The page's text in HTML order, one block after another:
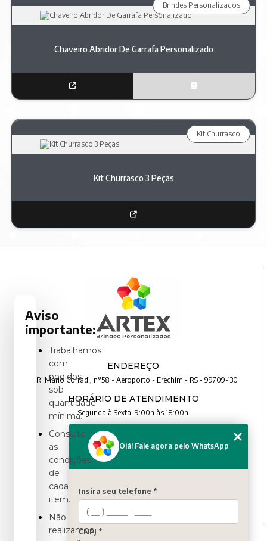
Chaveiro Abridor De Garrafa Personalizado
Brindes Personalizados
Kit Churrasco 3 Peças
Kit Churrasco
ENDEREÇO
R. Mário Corradi, n°58 - Aeroporto - Erechim - RS - 99709-130
HORÁRIO DE ATENDIMENTO
Segunda à Sexta: 9:00h às 18:00h
CONTATO
(54) 3321-4699
contato@artexbrindes.com.br
Olá! Fale agora pelo WhatsApp
Insira seu telefone *
CNPJ *
Aviso
importante:
Trabalhamos
com
pedidos
sob
quantidade
mínima.
Consulte
as
condições
de
cada
item.
Não
realizamos